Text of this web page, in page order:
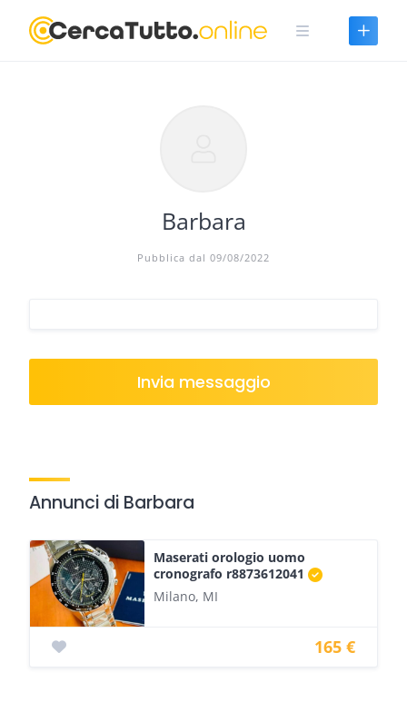
Barbara
Pubblica dal 09/08/2022
Invia messaggio
Annunci di Barbara
Maserati orologio uomo
cronografo r8873612041
Milano, MI
165 €